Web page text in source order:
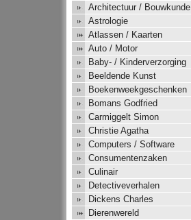
Architectuur / Bouwkunde
Astrologie
Atlassen / Kaarten
Auto / Motor
Baby- / Kinderverzorging
Beeldende Kunst
Boekenweekgeschenken
Bomans Godfried
Carmiggelt Simon
Christie Agatha
Computers / Software
Consumentenzaken
Culinair
Detectiveverhalen
Dickens Charles
Dierenwereld